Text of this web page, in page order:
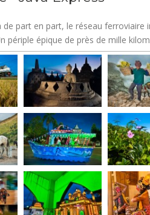
de part en part, le réseau ferroviaire
périple épique de près de mille